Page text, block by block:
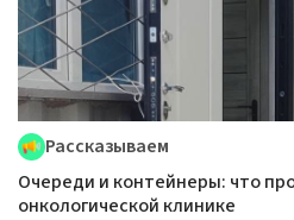
Рассказываем
Очереди и контейнеры: что
онкологической клинике